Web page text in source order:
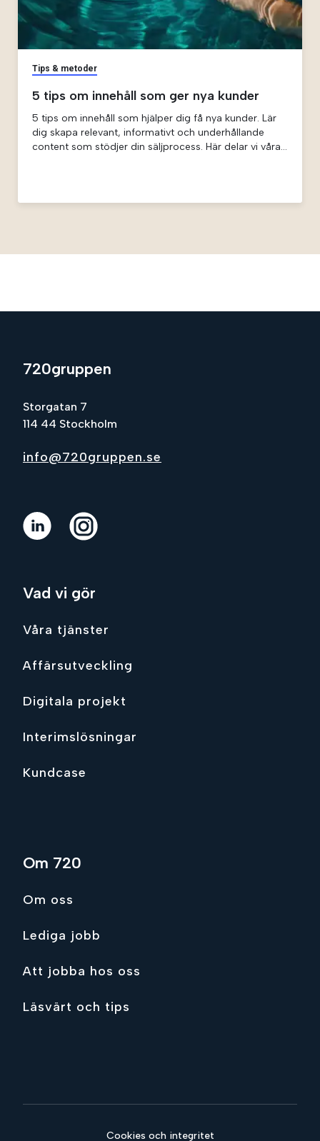
Tips & metoder
5 tips om innehåll som ger nya kunder
5 tips om innehåll som hjälper dig få nya kunder. Lär
dig skapa relevant, informativt och underhållande
content som stödjer din säljprocess. Här delar vi våra
720gruppen
Storgatan 7
114 44 Stockholm
info@720gruppen.se
Vad vi gör
Våra tjänster
Affärsutveckling
Digitala projekt
Interimslösningar
Kundcase
Om 720
Om oss
Lediga jobb
Att jobba hos oss
Läsvärt och tips
Cookies och integritet